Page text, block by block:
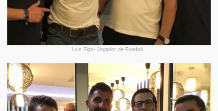
Luís Figo- Jogador de Futebol